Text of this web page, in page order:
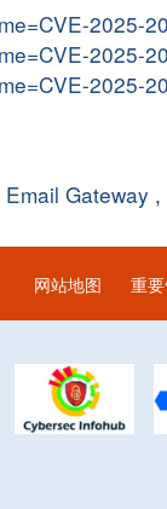
2025-
2025-
2025-
Gateway ,
网站地图 重